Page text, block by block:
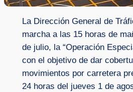
La Dirección General de
marcha a las 15 horas de
de julio, la “Operación
con el objetivo de dar
movimientos por carretera
24 horas del jueves 1 de